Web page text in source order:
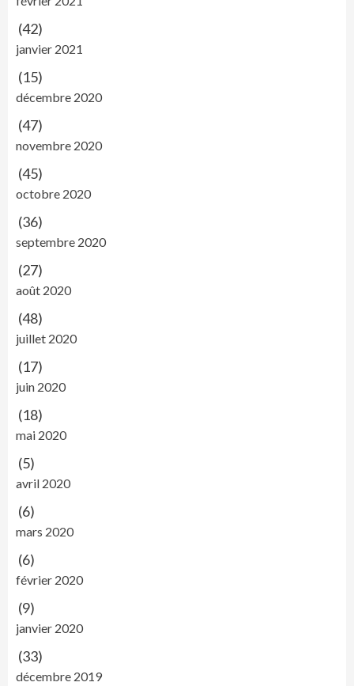
(42)
janvier 2021
(15)
décembre 2020
(47)
novembre 2020
(45)
octobre 2020
(36)
septembre 2020
(27)
août 2020
(48)
juillet 2020
(17)
juin 2020
(18)
mai 2020
(5)
avril 2020
(6)
mars 2020
(6)
février 2020
(9)
janvier 2020
(33)
décembre 2019